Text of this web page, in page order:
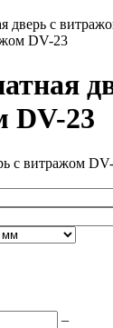
дверь с
DV-23
DV-23
с витражом
–